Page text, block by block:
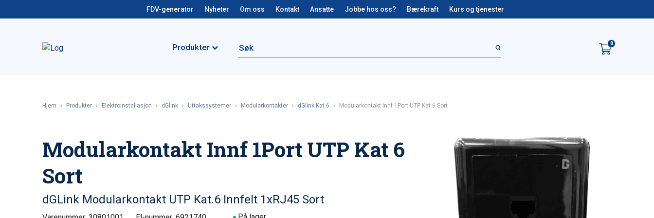
FDV-generator Nyheter Om oss Kontakt Ansatte Jobbe hos oss? Bærekraft Kurs og tjenester
Produkter 0
Hjem › Produkter › Elektroinstallasjon › dGlink › Uttakssystemer › Modularkontakter › dGlink Kat.6 › Modularkontakt Innf 1Port UTP Kat 6 Sort
Modularkontakt Innf 1Port UTP Kat 6
Sort
dGLink Modularkontakt UTP Kat.6 Innfelt 1xRJ45 Sort